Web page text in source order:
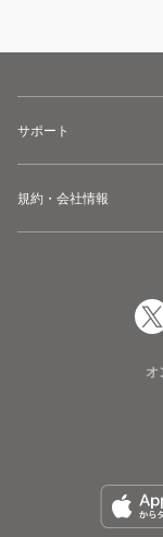
サポート
規約・会社情報
オ